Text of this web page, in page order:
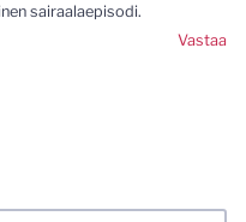
sairaalaepisodi.
Vastaa